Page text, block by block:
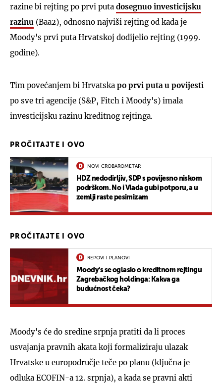
razine bi rejting po prvi puta dosegnuo investicijsku
razinu (Baa2), odnosno najviši rejting od kada je
Moody's prvi puta Hrvatskoj dodijelio rejting (1999.
godine).
Tim povećanjem bi Hrvatska po prvi puta u povijesti
po sve tri agencije (S&P, Fitch i Moody's) imala
investicijsku razinu kreditnog rejtinga.
PROČITAJTE I OVO
NOVI CROBAROMETAR
HDZ nedodirljiv, SDP s povijesno niskom
podrškom. No i Vlada gubi potporu, a u
zemlji raste pesimizam
PROČITAJTE I OVO
REPOVI I PLANOVI
Moody's se oglasio o kreditnom rejtingu
Zagrebačkog holdinga: Kakva ga
budućnost čeka?
Moody's će do sredine srpnja pratiti da li proces
usvajanja pravnih akata koji formaliziraju ulazak
Hrvatske u europodručje teče po planu (ključna je
odluka ECOFIN-a 12. srpnja), a kada se pravni akti